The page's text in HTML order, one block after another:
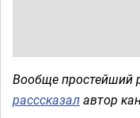
Вообще простейший
расссказалавтор